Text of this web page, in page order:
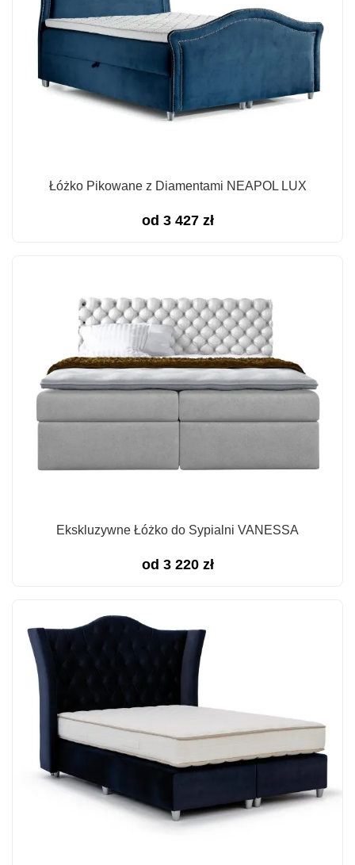
Łóżko Pikowane z Diamentami NEAPOL LUX
od 3 427 zł
Ekskluzywne Łóżko do Sypialni VANESSA
od 3 220 zł